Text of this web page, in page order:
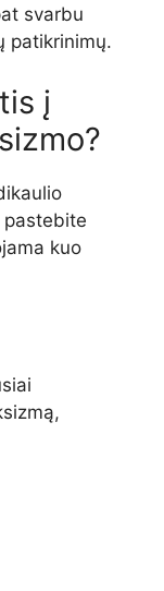
svarbu
patikrinimų.
į
pastebite
kuo